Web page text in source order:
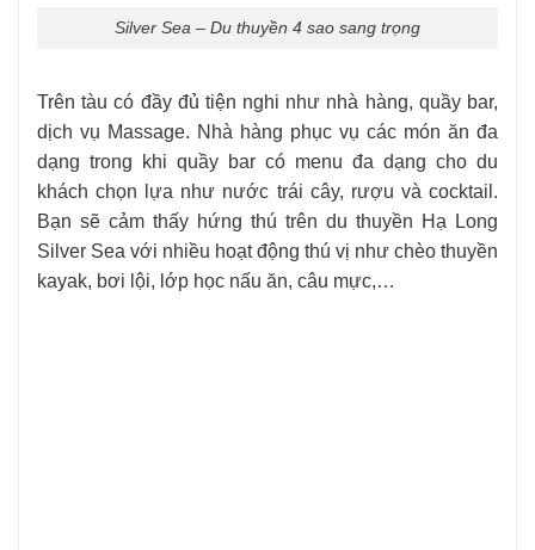
Silver Sea – Du thuyền 4 sao sang trọng
Trên tàu có đầy đủ tiện nghi như nhà hàng, quầy bar,
dịch vụ Massage. Nhà hàng phục vụ các món ăn đa
dạng trong khi quầy bar có menu đa dạng cho du
khách chọn lựa như nước trái cây, rượu và cocktail.
Bạn sẽ cảm thấy hứng thú trên du thuyền Hạ Long
Silver Sea với nhiều hoạt động thú vị như chèo thuyền
kayak, bơi lội, lớp học nấu ăn, câu mực,…